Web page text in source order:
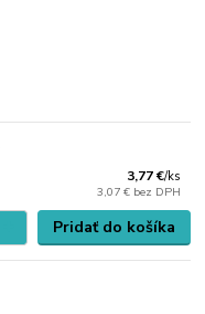
3,77 €/ks
3,07 € bez DPH
Pridať do košíka